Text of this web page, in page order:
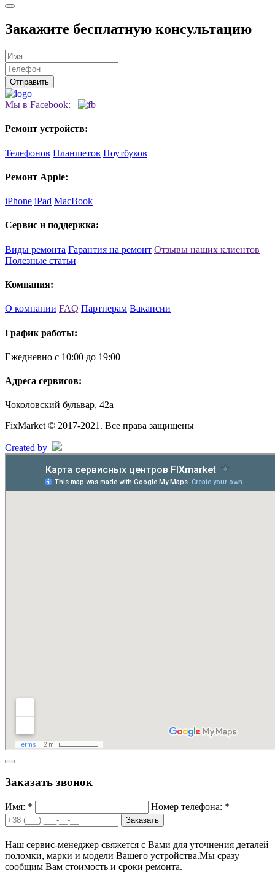
Закажите бесплатную консультацию
Мы в Facebook:
Ремонт устройств:
Телефонов Планшетов Ноутбуков
Ремонт Apple:
iPhone iPad MacBook
Сервис и поддержка:
Виды ремонта Гарантия на ремонт Отзывы наших клиентов
Полезные статьи
Компания:
О компании FAQ Партнерам Вакансии
График работы:
Ежедневно с 10:00 до 19:00
Адреса сервисов:
Чоколовский бульвар, 42а
FixMarket © 2017-2021. Все права защищены
Created by
Заказать звонок
Имя: * Номер телефона: *
Заказать
Наш сервис-менеджер свяжется с Вами для уточнения деталей
поломки, марки и модели Вашего устройства.Мы сразу
сообщим Вам стоимость и сроки ремонта.